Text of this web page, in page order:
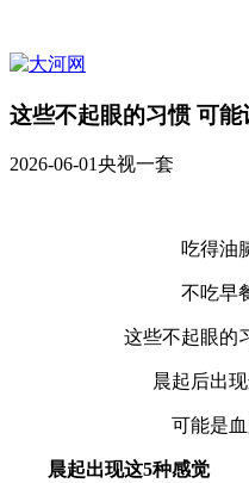
这些不起眼的习惯 可
2026-06-01央视一套
吃得油
不吃早
这些不起眼的
晨起后出
可能是
晨起出现这5种感觉